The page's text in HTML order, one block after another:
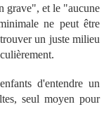
grave", et le "aucune
ne peut être
un juste milieu
d'entendre un
seul moyen pour